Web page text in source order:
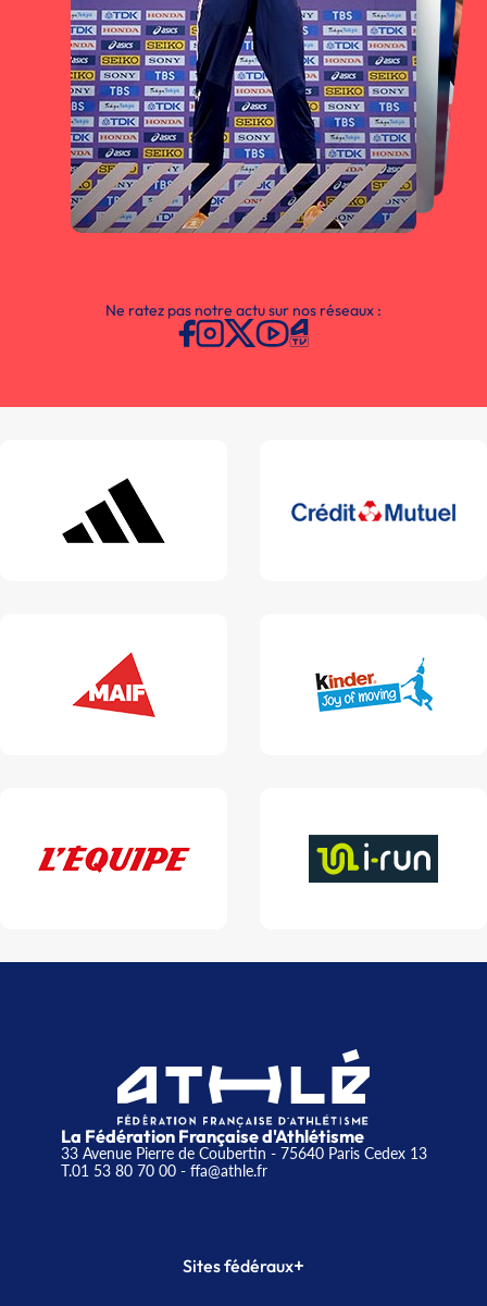
Ne ratez pas notre actu sur nos réseaux :
La Fédération Française d'Athlétisme
33 Avenue Pierre de Coubertin - 75640 Paris Cedex 13
T.01 53 80 70 00- ffa@athle.fr
Sites fédéraux+